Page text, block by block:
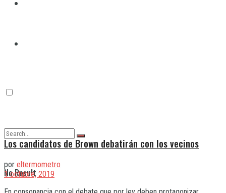
No Result
Los candidatos de Brown debatirán con los vecinos
por eltermometro
1 octubre, 2019